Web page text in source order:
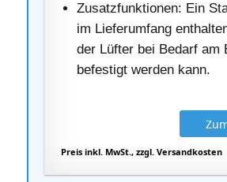
Zusatzfunktionen: Ein
im Lieferumfang
der Lüfter bei Bedarf am
befestigt werden kann.
Preis inkl. MwSt., zzgl. Versandkosten